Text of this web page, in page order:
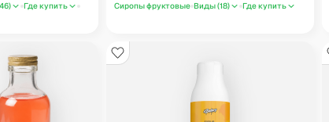
46)
Где купить
Сиропы фруктовые Виды (18) Где купить